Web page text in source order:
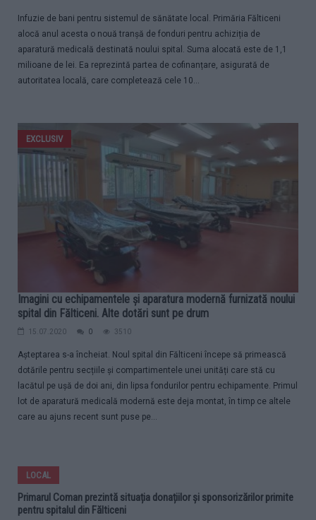
Infuzie de bani pentru sistemul de sănătate local. Primăria Fălticeni
alocă anul acesta o nouă tranșă de fonduri pentru achiziția de
aparatură medicală destinată noului spital. Suma alocată este de 1,1
milioane de lei. Ea reprezintă partea de cofinanțare, asigurată de
autoritatea locală, care completează cele 10...
EXCLUSIV
Imagini cu echipamentele și aparatura modernă furnizată noului
spital din Fălticeni. Alte dotări sunt pe drum
15.07.2020 0 3510
Așteptarea s-a încheiat. Noul spital din Fălticeni începe să primească
dotările pentru secțiile și compartimentele unei unități care stă cu
lacătul pe ușă de doi ani, din lipsa fondurilor pentru echipamente. Primul
lot de aparatură medicală modernă este deja montat, în timp ce altele
care au ajuns recent sunt puse pe...
LOCAL
Primarul Coman prezintă situația donațiilor și sponsorizărilor primite
pentru spitalul din Fălticeni